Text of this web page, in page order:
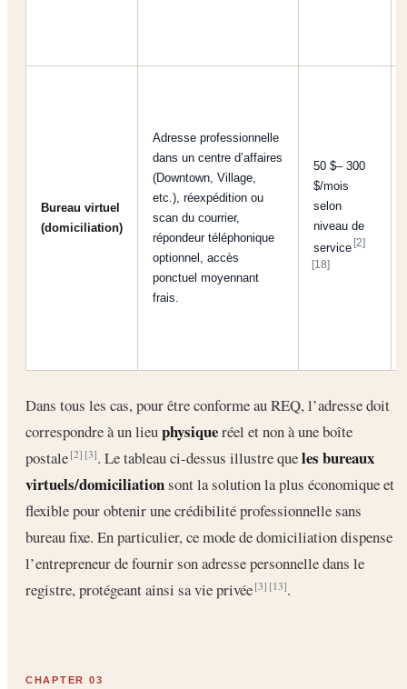
Bureau virtuel
(domiciliation)
Adresse professionnelle
dans un centre d’affaires
(Downtown, Village,
etc.), réexpédition ou
scan du courrier,
répondeur téléphonique
optionnel, accès
ponctuel moyennant
frais.
50 $– 300
$/mois
selon
niveau de
service[2]
[18]
Dans tous les cas, pour être conforme au REQ, l’adresse doit
correspondre à un lieuphysiqueréel et non à une boîte
postale[2] [3]. Le tableau ci-dessus illustre queles bureaux
virtuels/domiciliationsont la solution la plus économique et
flexible pour obtenir une crédibilité professionnelle sans
bureau fixe. En particulier, ce mode de domiciliation dispense
l’entrepreneur de fournir son adresse personnelle dans le
registre, protégeant ainsi sa vie privée[3] [13].